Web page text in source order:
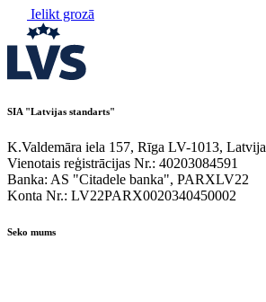
Ielikt grozā
SIA "Latvijas standarts"
K.Valdemāra iela 157, Rīga LV-1013, Latvija
Vienotais reģistrācijas Nr.: 40203084591
Banka: AS "Citadele banka", PARXLV22
Konta Nr.: LV22PARX0020340450002
Seko mums